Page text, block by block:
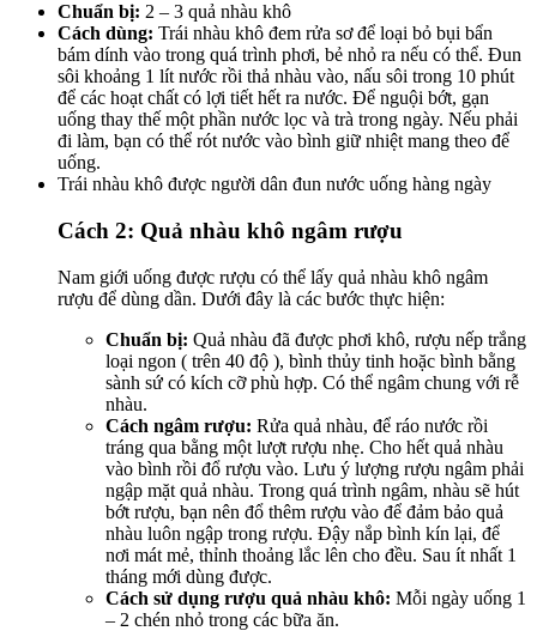
Chuẩn bị: 2 – 3 quả nhàu khô
Cách dùng: Trái nhàu khô đem rửa sơ để loại bỏ bụi bẩn
bám dính vào trong quá trình phơi, bẻ nhỏ ra nếu có thể. Đun
sôi khoảng 1 lít nước rồi thả nhàu vào, nấu sôi trong 10 phút
để các hoạt chất có lợi tiết hết ra nước. Để nguội bớt, gạn
uống thay thế một phần nước lọc và trà trong ngày. Nếu phải
đi làm, bạn có thể rót nước vào bình giữ nhiệt mang theo để
uống.
Trái nhàu khô được người dân đun nước uống hàng ngày
Cách 2: Quả nhàu khô ngâm rượu
Nam giới uống được rượu có thể lấy quả nhàu khô ngâm
rượu để dùng dần. Dưới đây là các bước thực hiện:
Chuẩn bị: Quả nhàu đã được phơi khô, rượu nếp trắng
loại ngon ( trên 40 độ ), bình thủy tinh hoặc bình bằng
sành sứ có kích cỡ phù hợp. Có thể ngâm chung với rễ
nhàu.
Cách ngâm rượu: Rửa quả nhàu, để ráo nước rồi
tráng qua bằng một lượt rượu nhẹ. Cho hết quả nhàu
vào bình rồi đổ rượu vào. Lưu ý lượng rượu ngâm phải
ngập mặt quả nhàu. Trong quá trình ngâm, nhàu sẽ hút
bớt rượu, bạn nên đổ thêm rượu vào để đảm bảo quả
nhàu luôn ngập trong rượu. Đậy nắp bình kín lại, để
nơi mát mẻ, thỉnh thoảng lắc lên cho đều. Sau ít nhất 1
tháng mới dùng được.
Cách sử dụng rượu quả nhàu khô: Mỗi ngày uống 1
– 2 chén nhỏ trong các bữa ăn.